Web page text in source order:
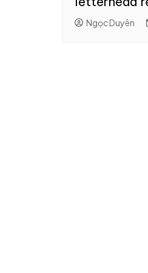
8.
Ngọc Duyên